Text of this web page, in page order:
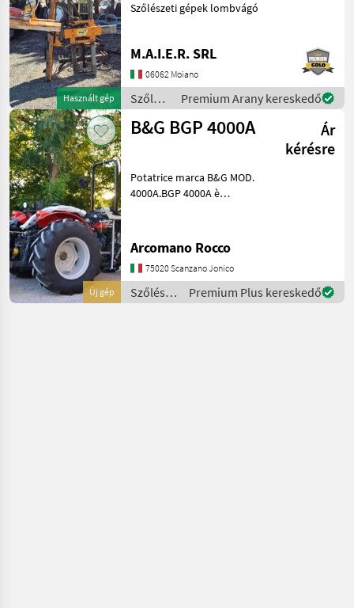
Használt gép
Szőlészeti gépek lombvágó
M.A.I.E.R. SRL
06062 Moiano
Szőlészeti
gépek /
Binger
Premium Arany kereskedő
Új gép
B&G BGP 4000A
Ár
kérésre
Potatrice marca B&G MOD.
4000A.BGP 4000A è
frutteti, agrumeti, uliveti,
noccioleti e similari. Questa
version
Arcomano Rocco
75020 Scanzano Jonico
Szőlészeti
gépek /
Premium Plus kereskedő